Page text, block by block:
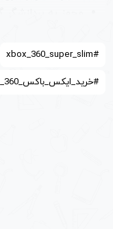
دارای هارد دیسک با ظرفیت
#xbox_360_super_slim
#خرید_ایکس_باکس_360_سوپر_اسلیم